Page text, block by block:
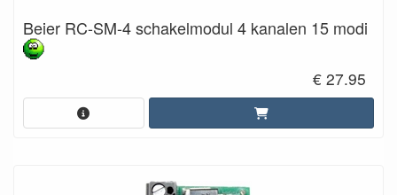
Beier RC-SM-4 schakelmodul 4 kanalen 15 modi
€ 27.95